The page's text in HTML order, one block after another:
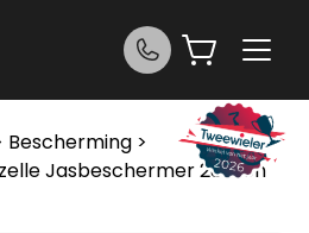
Bescherming >
Jasbeschermer 28 inch